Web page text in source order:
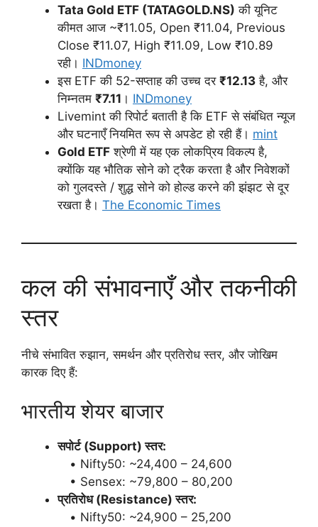
Tata Gold ETF (TATAGOLD.NS) की यूनिट
कीमत आज ~₹11.05, Open ₹11.04, Previous
Close ₹11.07, High ₹11.09, Low ₹10.89
रही। INDmoney
इस ETF की 52-सप्ताह की उच्च दर ₹12.13 है, और
निम्नतम ₹7.11 । INDmoney
Livemint की रिपोर्ट बताती है कि ETF से संबंधित न्यूज
और घटनाएँ नियमित रूप से अपडेट हो रही हैं। mint
Gold ETF श्रेणी में यह एक लोकप्रिय विकल्प है,
क्योंकि यह भौतिक सोने को ट्रैक करता है और निवेशकों
को गुलदस्ते / शुद्ध सोने को होल्ड करने की झंझट से दूर
रखता है। The Economic Times
कल की संभावनाएँ और तकनीकी
स्तर
नीचे संभावित रुझान, समर्थन और प्रतिरोध स्तर, और जोखिम
कारक दिए हैं:
भारतीय शेयर बाजार
सपोर्ट (Support) स्तर:
• Nifty50: ~24,400 – 24,600
• Sensex: ~79,800 – 80,200
प्रतिरोध (Resistance) स्तर:
• Nifty50: ~24,900 – 25,200